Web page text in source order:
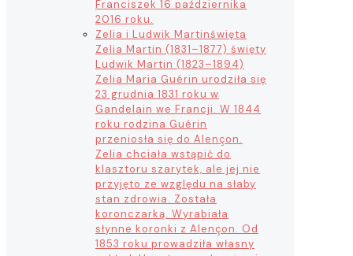
Franciszek 16 października
2016 roku.
Zelia i Ludwik Martinświęta
Zelia Martin (1831–1877) święty
Ludwik Martin (1823–1894)
Zelia Maria Guérin urodziła się
23 grudnia 1831 roku w
Gandelain we Francji. W 1844
roku rodzina Guérin
przeniosła się do Alençon.
Zelia chciała wstąpić do
klasztoru szarytek, ale jej nie
przyjęto ze względu na słaby
stan zdrowia. Została
koronczarką. Wyrabiała
słynne koronki z Alençon. Od
1853 roku prowadziła własny